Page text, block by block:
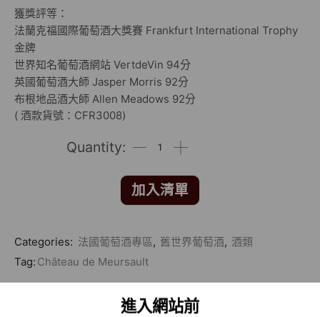
進入網站前
獲獎評等：
法蘭克福國際葡萄酒大獎賽 Frankfurt International Trophy
金牌
世界知名葡萄酒網站 VertdeVin 94分
英國葡萄酒大師 Jasper Morris 92分
布根地品酒大師 Allen Meadows 92分
( 酒款貨號：CFR3008)
加入清單
Categories: 法國葡萄酒專區, 舊世界葡萄酒, 酒類
Tag: Château de Meursault
相關商品